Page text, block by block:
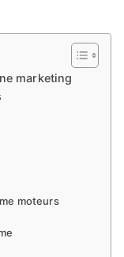
marketing
moteurs